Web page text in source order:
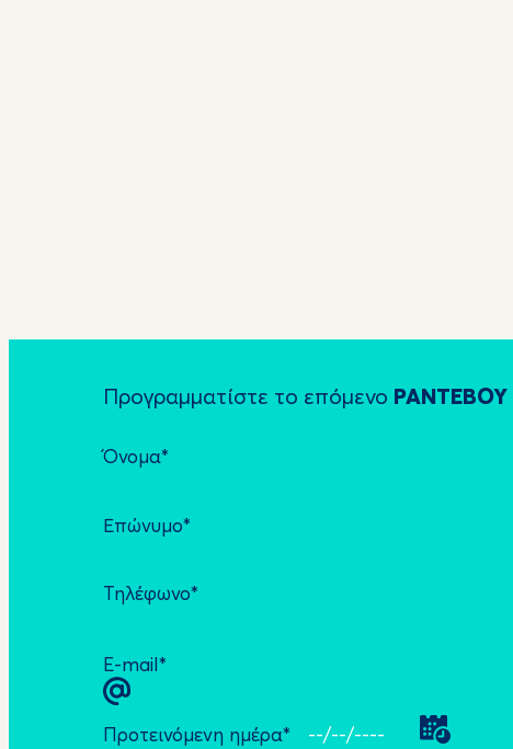
Προγραμματίστε το επόμενο ΡΑΝΤΕΒΟΥ
Όνομα*
Επώνυμο*
Τηλέφωνο*
E-mail*
Προτεινόμενη ημέρα*